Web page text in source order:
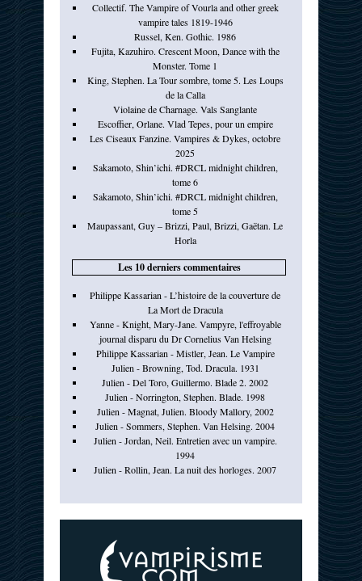
Collectif. The Vampire of Vourla and other greek
vampire tales 1819-1946
Russel, Ken. Gothic. 1986
Fujita, Kazuhiro. Crescent Moon, Dance with the
Monster. Tome 1
King, Stephen. La Tour sombre, tome 5. Les Loups
de la Calla
Violaine de Charnage. Vals Sanglante
Escoffier, Orlane. Vlad Tepes, pour un empire
Les Ciseaux Fanzine. Vampires & Dykes, octobre
2025
Sakamoto, Shin’ichi. #DRCL midnight children,
tome 6
Sakamoto, Shin’ichi. #DRCL midnight children,
tome 5
Maupassant, Guy – Brizzi, Paul, Brizzi, Gaëtan. Le
Horla
Les 10 derniers commentaires
Philippe Kassarian - L’histoire de la couverture de
La Mort de Dracula
Yanne - Knight, Mary-Jane. Vampyre, l'effroyable
journal disparu du Dr Cornelius Van Helsing
Philippe Kassarian - Mistler, Jean. Le Vampire
Julien - Browning, Tod. Dracula. 1931
Julien - Del Toro, Guillermo. Blade 2. 2002
Julien - Norrington, Stephen. Blade. 1998
Julien - Magnat, Julien. Bloody Mallory, 2002
Julien - Sommers, Stephen. Van Helsing. 2004
Julien - Jordan, Neil. Entretien avec un vampire.
1994
Julien - Rollin, Jean. La nuit des horloges. 2007